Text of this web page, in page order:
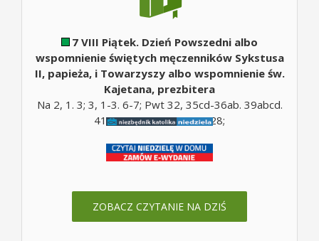
7 VIII Piątek. Dzień Powszedni albo
wspomnienie świętych męczenników Sykstusa
II, papieża, i Towarzyszy albo wspomnienie św.
Kajetana, prezbitera
Na 2, 1. 3; 3, 1-3. 6-7; Pwt 32, 35cd-36ab. 39abcd.
41; Mt 5, 10; Mt 16, 24-28;
ZOBACZ CZYTANIE NA DZIŚ